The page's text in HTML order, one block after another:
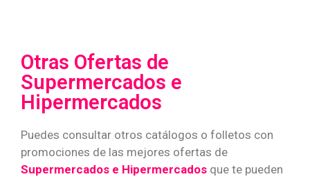
Otras Ofertas de
Supermercados e
Hipermercados
Puedes consultar otros catálogos o folletos con
promociones de las mejores ofertas de
Supermercados e Hipermercados que te pueden